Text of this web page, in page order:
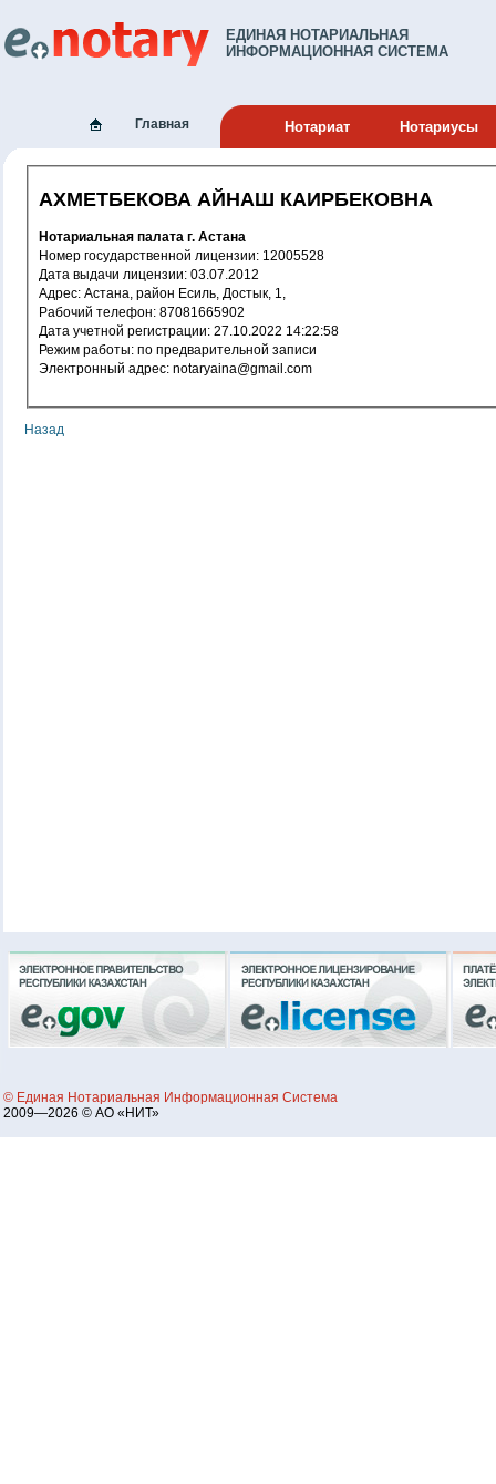
ЕДИНАЯ НОТАРИАЛЬНАЯ
ИНФОРМАЦИОННАЯ СИСТЕМА
Главная Нотариат Нотариусы
АХМЕТБЕКОВА АЙНАШ КАИРБЕКОВНА
Нотариальная палата г. Астана
Номер государственной лицензии: 12005528
Дата выдачи лицензии: 03.07.2012
Адрес: Астана, район Есиль, Достык, 1,
Рабочий телефон: 87081665902
Дата учетной регистрации: 27.10.2022 14:22:58
Режим работы: по предварительной запиcи
Электронный адрес: notaryaina@gmail.com
Назад
© Единая Нотариальная Информационная Система
2009—2026 © АО «НИТ»